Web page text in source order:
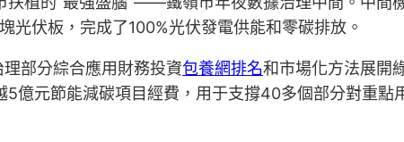
伏板，完成了100%光伏發電供能和零碳排放。
部分綜合應用財務投資包養網排名和市場化方法展開
億元節能減碳項目經費，用于支撐40多個部分對重點